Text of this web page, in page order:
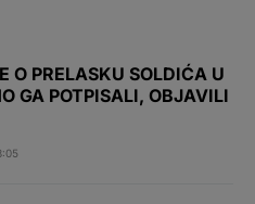
O PRELASKU SOLDIĆA U
GA POTPISALI, OBJAVILI